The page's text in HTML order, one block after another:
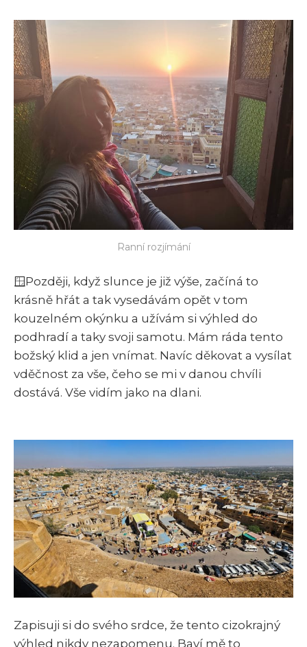
Ranní rozjímání
🪟Později, když slunce je již výše, začíná to
krásně hřát a tak vysedávám opět v tom
kouzelném okýnku a užívám si výhled do
podhradí a taky svoji samotu. Mám ráda tento
božský klid a jen vnímat. Navíc děkovat a vysílat
vděčnost za vše, čeho se mi v danou chvíli
dostává. Vše vidím jako na dlani.
Zapisuji si do svého srdce, že tento cizokrajný
výhled nikdy nezapomenu. Baví mě to